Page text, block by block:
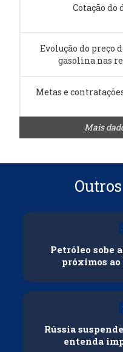
Cotação do
Evolução do preço
gasolina nas
Metas e
Mais
Petróleo sobe
próximos
Rússia
entenda